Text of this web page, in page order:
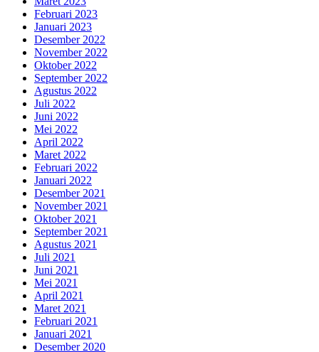
Februari 2023
Januari 2023
Desember 2022
November 2022
Oktober 2022
September 2022
Agustus 2022
Juli 2022
Juni 2022
Mei 2022
April 2022
Maret 2022
Februari 2022
Januari 2022
Desember 2021
November 2021
Oktober 2021
September 2021
Agustus 2021
Juli 2021
Juni 2021
Mei 2021
April 2021
Maret 2021
Februari 2021
Januari 2021
Desember 2020